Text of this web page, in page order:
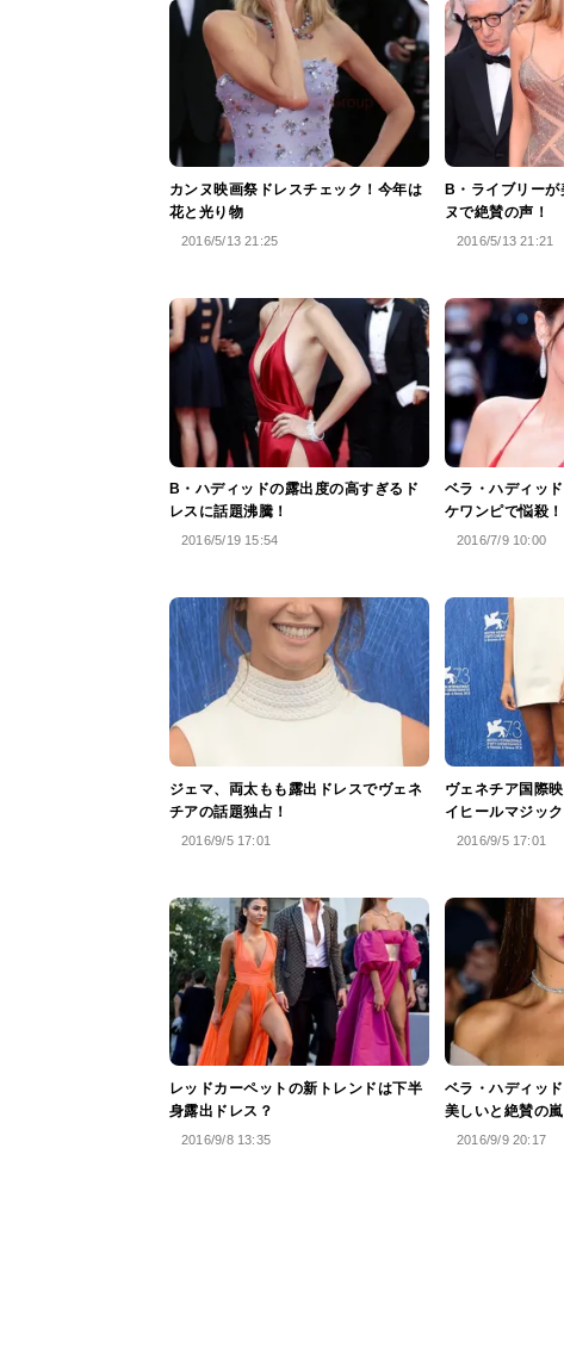
カンヌ映画祭ドレスチェック！今年は
花と光り物
2016/5/13 21:25
B・ライブリー
ヌで絶賛の声！
2016/5/13 21:21
B・ハディッドの露出度の高すぎるド
レスに話題沸騰！
2016/5/19 15:54
ベラ・ハディッ
ケワンピで悩殺！
2016/7/9 10:00
ジェマ、両太もも露出ドレスでヴェネ
チアの話題独占！
2016/9/5 17:01
ヴェネチア国際
イヒールマジック
2016/9/5 17:01
レッドカーペットの新トレンドは下半
身露出ドレス？
2016/9/8 13:35
ベラ・ハディッ
美しいと絶賛の嵐
2016/9/9 20:17